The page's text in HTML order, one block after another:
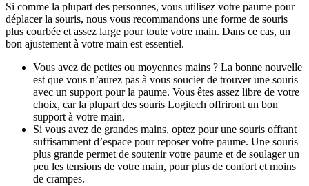
Si comme la plupart des personnes, vous utilisez votre paume pour
déplacer la souris, nous vous recommandons une forme de souris
plus courbée et assez large pour toute votre main. Dans ce cas, un
bon ajustement à votre main est essentiel.
Vous avez de petites ou moyennes mains ? La bonne nouvelle
est que vous n’aurez pas à vous soucier de trouver une souris
avec un support pour la paume. Vous êtes assez libre de votre
choix, car la plupart des souris Logitech offriront un bon
support à votre main.
Si vous avez de grandes mains, optez pour une souris offrant
suffisamment d’espace pour reposer votre paume. Une souris
plus grande permet de soutenir votre paume et de soulager un
peu les tensions de votre main, pour plus de confort et moins
de crampes.